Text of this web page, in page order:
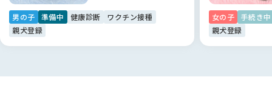
男の子 準備中 健康診断
ワクチン接種
親犬登録
女の子
手続き中
親犬登録